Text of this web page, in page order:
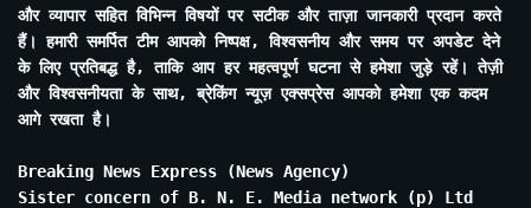
और व्यापार सहित विभिन्न विषयों पर सटीक और ताज़ा जानकारी प्रदान करते
हैं। हमारी समर्पित टीम आपको निष्पक्ष, विश्वसनीय और समय पर अपडेट देने
के लिए प्रतिबद्ध है, ताकि आप हर महत्वपूर्ण घटना से हमेशा जुड़े रहें। तेज़ी
और विश्वसनीयता के साथ, ब्रेकिंग न्यूज़ एक्सप्रेस आपको हमेशा एक कदम
आगे रखता है।
Breaking News Express (News Agency)
Sister concern of B. N. E. Media network (p) Ltd